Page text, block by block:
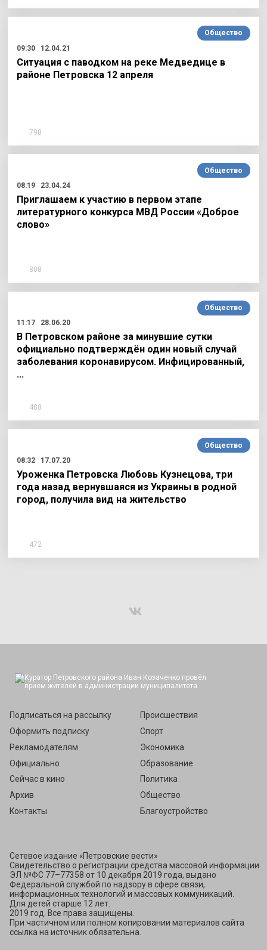
Общество
09:30
12.04.21
Ситуация с паводком на реке Медведице в
районе Петровска 12 апреля
798
Общество
08:19
23.04.24
Приглашаем к участию в первом этапе
литературного конкурса МВД России «Доброе
слово»
808
Общество
11:17
28.06.20
В Петровском районе за минувшие сутки
официально подтверждён один новый случай
заболевания коронавирусом. Инфицированный,
…
488
Общество
08:32
17.07.20
Уроженка Петровска Любовь Кузнецова, три
года назад вернувшаяся из Украины в родной
город, получила вид на жительство
472
Подписаться на рассылку
Оформить подписку
Рекламодателям
Официально
Сейчас в кино
Архив
Контакты
Происшествия
Спорт
Экономика
Образование
Политика
Общество
Благоустройство
Сетевое издание «Петровские вести»
Свидетельство о регистрации средства массовой информации
ЭЛ №ФС 77–77358 от 10 декабря 2019 года, выдано
Федеральной службой по надзору в сфере связи,
информационных технологий и массовых коммуникаций.
Для детей старше 12 лет.
2019 год. Все права защищены.
При частичном или полном копировании материалов сайта
ссылка на источник обязательна.
Подписаться